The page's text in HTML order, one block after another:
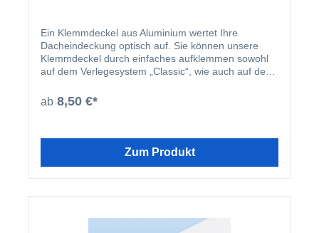
Ein Klemmdeckel aus Aluminium wertet Ihre
Dacheindeckung optisch auf. Sie können unsere
Klemmdeckel durch einfaches aufklemmen sowohl
auf dem Verlegesystem „Classic“, wie auch auf dem
montiert, harmoniert der Klemmdeckel nicht nur
farblich mit Ihren restlichen Profilleisten, sondern
wird nach der Montage der Verlegeprofile einfach
ab 8,50 €*
Zum Produkt